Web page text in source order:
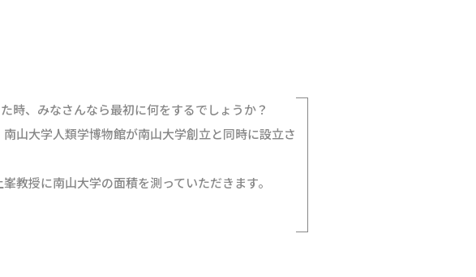
時、みなさんなら最初に何をするでしょうか？
山大学人類学博物館が南山大学創立と同時に設立され
教授に南山大学の面積を測っていただきます。